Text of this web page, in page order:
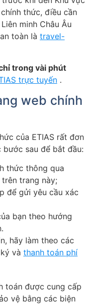
thức, điều cần
minh Châu Âu
toàn là travel-
trong vài phút
trực tuyến .
web chính
của ETIAS rất đơn
sau để bắt đầu:
thức thông qua
trang này;
để gửi yêu cầu xác
bạn theo hướng
hãy làm theo các
và thanh toán phí
toán được cung cấp
vệ bằng các biện